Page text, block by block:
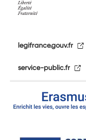
legifrance.gouv.fr
service-public.fr